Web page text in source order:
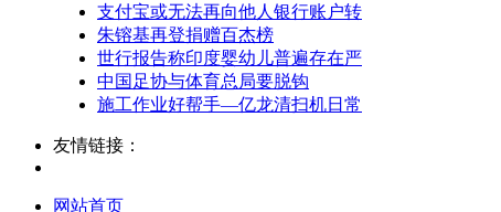
支付宝或无法再向他人银行账户转
朱镕基再登捐赠百杰榜
世行报告称印度婴幼儿普遍存在严
中国足协与体育总局要脱钩
施工作业好帮手—亿龙清扫机日常
友情链接：
网站首页